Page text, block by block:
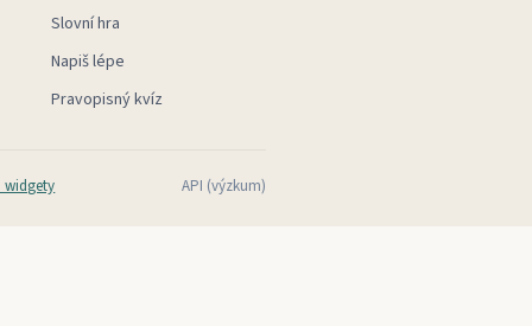
Slovní hra
Napiš lépe
Pravopisný kvíz
widgety API (výzkum)